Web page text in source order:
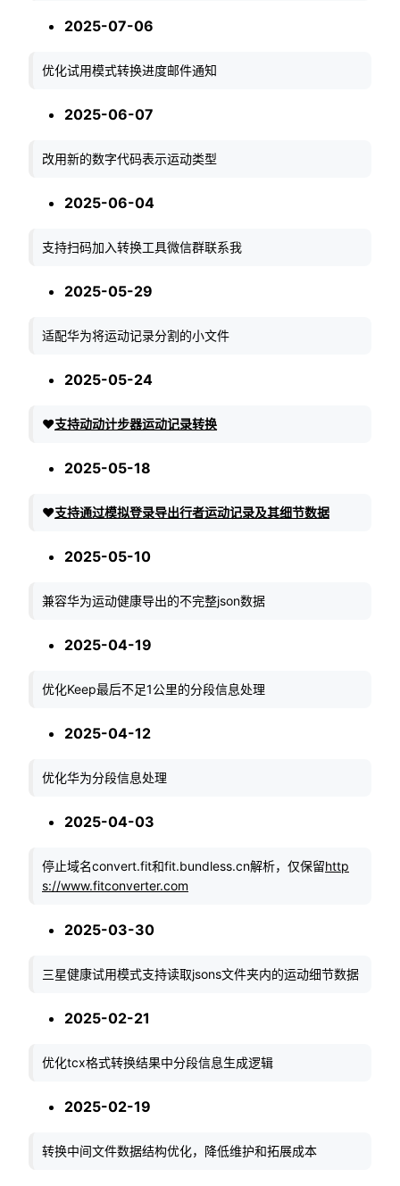
2025-07-06
优化试用模式转换进度邮件通知
2025-06-07
改用新的数字代码表示运动类型
2025-06-04
支持扫码加入转换工具微信群联系我
2025-05-29
适配华为将运动记录分割的小文件
2025-05-24
❤️支持动动计步器运动记录转换
2025-05-18
❤️支持通过模拟登录导出行者运动记录及其细节数据
2025-05-10
兼容华为运动健康导出的不完整json数据
2025-04-19
优化Keep最后不足1公里的分段信息处理
2025-04-12
优化华为分段信息处理
2025-04-03
停止域名convert.fit和fit.bundless.cn解析，仅保留http
s://www.fitconverter.com
2025-03-30
三星健康试用模式支持读取jsons文件夹内的运动细节数据
2025-02-21
优化tcx格式转换结果中分段信息生成逻辑
2025-02-19
转换中间文件数据结构优化，降低维护和拓展成本